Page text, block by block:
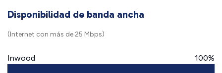
Disponibilidad de banda ancha
(Internet con más de 25 Mbps)
Inwood 100%